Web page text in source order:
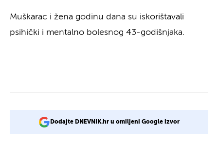
Muškarac i žena godinu dana su iskorištavali
psihički i mentalno bolesnog 43-godišnjaka.
Dodajte DNEVNIK.hr u omiljeni Google izvor